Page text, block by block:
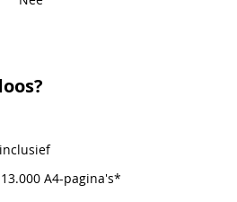
A4-pagina's*